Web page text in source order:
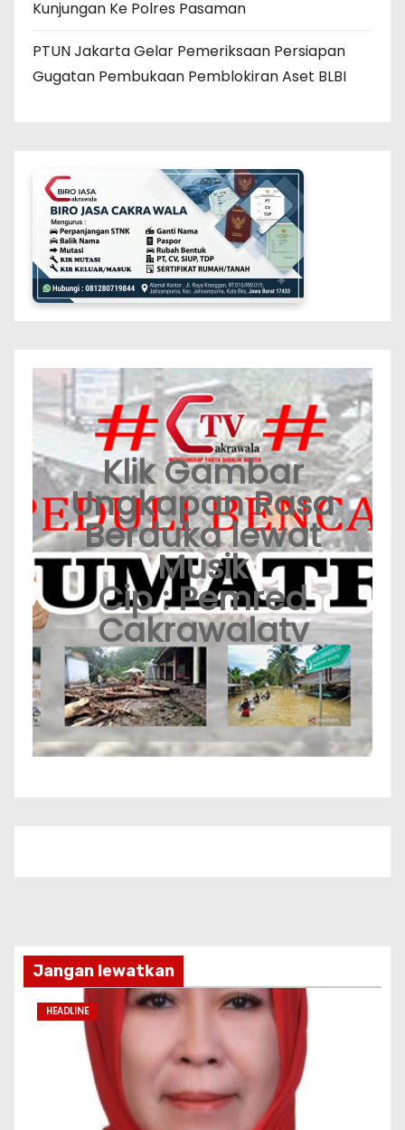
Kunjungan Ke Polres Pasaman
PTUN Jakarta Gelar Pemeriksaan Persiapan
Gugatan Pembukaan Pemblokiran Aset BLBI
Klik Gambar
Ungkapan Rasa
Berduka lewat
Musik
Cip : Pemred
Cakrawalatv
Jangan lewatkan
HEADLINE